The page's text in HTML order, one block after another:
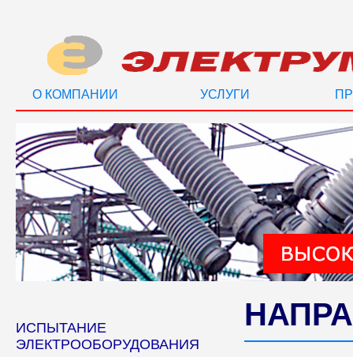
О КОМПАНИИ УСЛУГИ
ИСПЫТАНИЕ
ЭЛЕКТРООБОРУДОВАНИЯ